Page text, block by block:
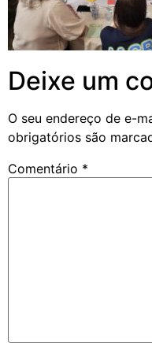
Deixe um
O seu endereço de e-
obrigatórios são
Comentário *